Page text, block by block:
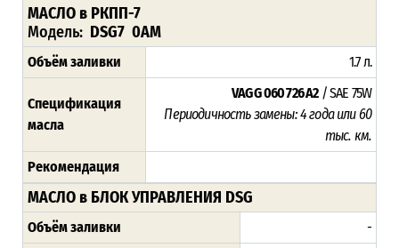
МАСЛО в РКПП-7
Модель: DSG7 0AM
Объём заливки 1.7 л.
Спецификация
масла
VAG G 060 726 A2/ SAE 75W
Периодичность замены: 4 года или 60
тыс. км.
Рекомендация
МАСЛО в БЛОК УПРАВЛЕНИЯ DSG
Объём заливки
-